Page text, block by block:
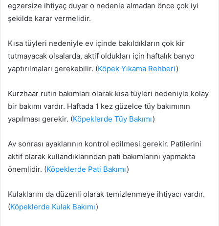
egzersize ihtiyaç duyar o nedenle almadan önce çok iyi
şekilde karar vermelidir.
Kısa tüyleri nedeniyle ev içinde bakıldıkların çok kir
tutmayacak olsalarda, aktif oldukları için haftalık banyo
yaptırılmaları gerekebilir. (Köpek Yıkama Rehberi)
Kurzhaar rutin bakımları olarak kısa tüyleri nedeniyle kolay
bir bakımı vardır. Haftada 1 kez güzelce tüy bakımının
yapılması gerekir. (Köpeklerde Tüy Bakımı)
Av sonrası ayaklarının kontrol edilmesi gerekir. Patilerini
aktif olarak kullandıklarından pati bakımlarını yapmakta
önemlidir. (Köpeklerde Pati Bakımı)
Kulaklarını da düzenli olarak temizlenmeye ihtiyacı vardır.
(Köpeklerde Kulak Bakımı)